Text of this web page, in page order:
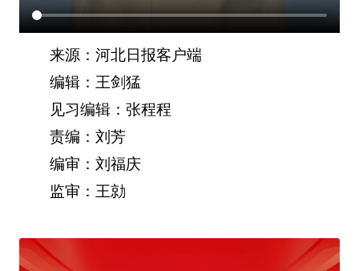
来源：河北日报客户端
编辑：王剑猛
见习编辑：张程程
责编：刘芳
编审：刘福庆
监审：王勍